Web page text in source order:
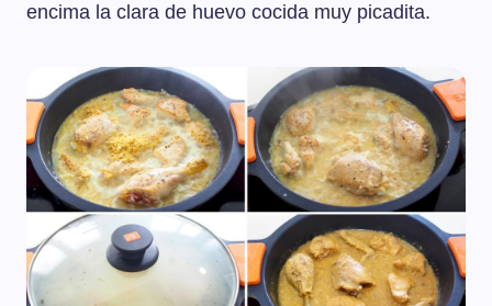
encima la clara de huevo cocida muy picadita.